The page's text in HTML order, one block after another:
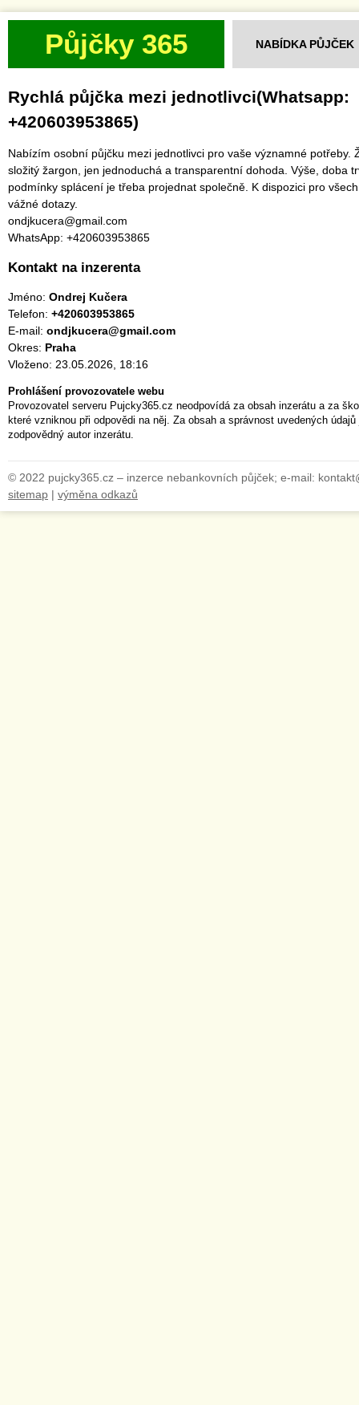
Půjčky 365 NABÍDKA PŮJČEK
Rychlá půjčka mezi jednotlivci(Whatsapp:
+420603953865)
Nabízím osobní půjčku mezi jednotlivci pro vaše významné potřeby.
složitý žargon, jen jednoduchá a transparentní dohoda. Výše, doba
podmínky splácení je třeba projednat společně. K dispozici pro
vážné dotazy.
ondjkucera@gmail.com
WhatsApp: +420603953865
Kontakt na inzerenta
Jméno: Ondrej Kučera
Telefon: +420603953865
E-mail: ondjkucera@gmail.com
Okres: Praha
Vloženo: 23.05.2026, 18:16
Prohlášení provozovatele webu
Provozovatel serveru Pujcky365.cz neodpovídá za obsah inzerátu a za
které vzniknou při odpovědi na něj. Za obsah a správnost uvedených
zodpovědný autor inzerátu.
© 2022 pujcky365.cz – inzerce nebankovních půjček; e-mail:
sitemap | výměna odkazů